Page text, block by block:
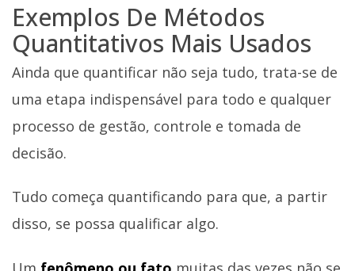
Exemplos De Métodos
Quantitativos Mais Usados
Ainda que quantificar não seja tudo, trata-se de
uma etapa indispensável para todo e qualquer
processo de gestão, controle e tomada de
decisão.
Tudo começa quantificando para que, a partir
disso, se possa qualificar algo.